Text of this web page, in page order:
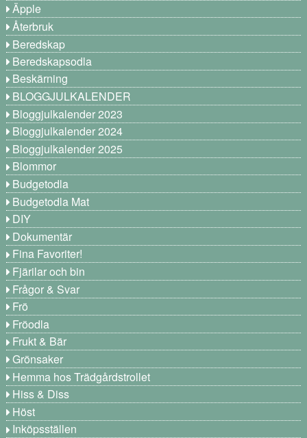
Äpple
Återbruk
Beredskap
Beredskapsodla
Beskärning
BLOGGJULKALENDER
Bloggjulkalender 2023
Bloggjulkalender 2024
Bloggjulkalender 2025
Blommor
Budgetodla
Budgetodla Mat
DIY
Dokumentär
Fina Favoriter!
Fjärilar och bin
Frågor & Svar
Frö
Fröodla
Frukt & Bär
Grönsaker
Hemma hos Trädgårdstrollet
Hiss & Diss
Höst
Inköpsställen